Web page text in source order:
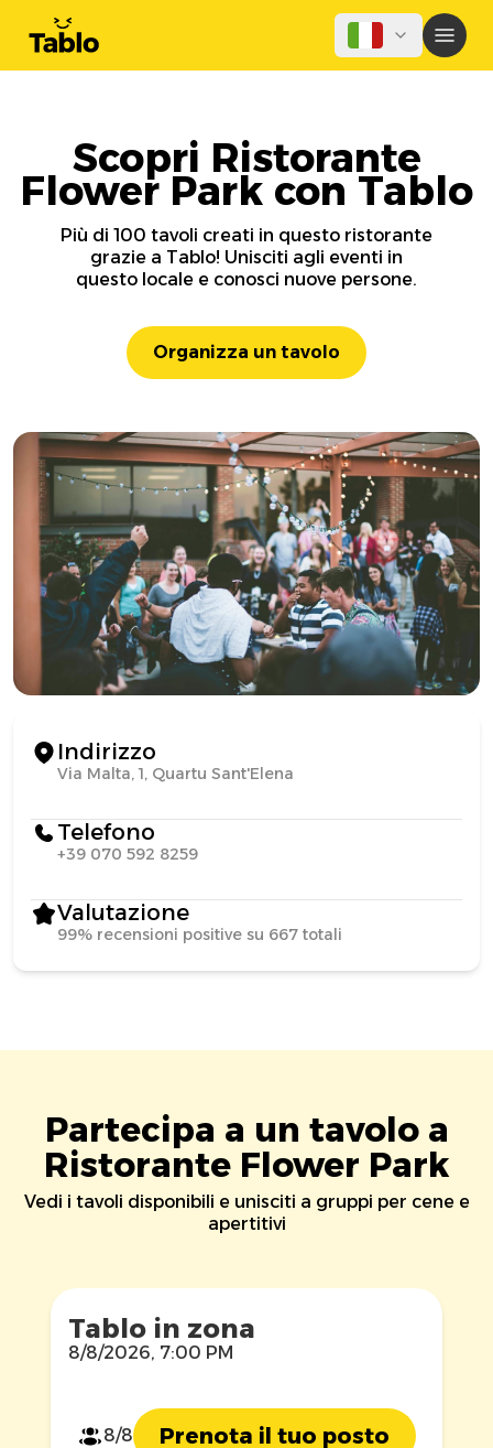
Scopri Ristorante
Flower Park con Tablo
Più di 100 tavoli creati in questo ristorante
grazie a Tablo! Unisciti agli eventi in
questo locale e conosci nuove persone.
Organizza un tavolo
Indirizzo
Via Malta, 1, Quartu Sant'Elena
Telefono
+39 070 592 8259
Valutazione
99% recensioni positive su 667 totali
Partecipa a un tavolo a
Ristorante Flower Park
Vedi i tavoli disponibili e unisciti a gruppi per cene e
apertitivi
Tablo in zona
8/8/2026, 7:00 PM
8/8 Prenota il tuo posto